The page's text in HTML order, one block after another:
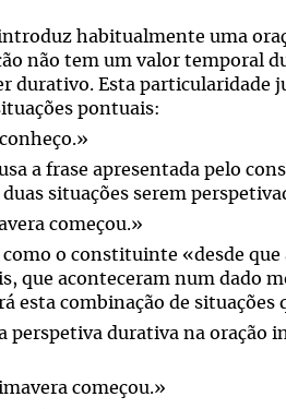
habitualmente uma
não tem um valor temporal
durativo. Esta particularidade
pontuais:
a frase apresentada pelo
situações serem
começou.»
o constituinte «desde que
que aconteceram num dado
esta combinação de situações
perspetiva durativa na oração
começou.»